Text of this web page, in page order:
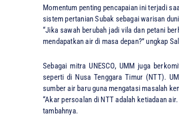
​Momentum penting pencapaian ini terjadi
sistem pertanian Subak sebagai warisan
​“Jika sawah berubah jadi vila dan petani
mendapatkan air di masa depan?” ungkap
​Sebagai mitra UNESCO, UMM juga
seperti di Nusa Tenggara Timur (NTT).
sumber air baru guna mengatasi masalah
​“Akar persoalan di NTT adalah ketiadaan
tambahnya.